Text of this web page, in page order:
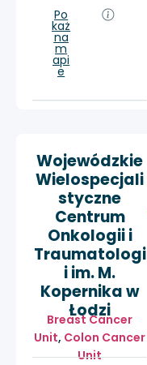
Po
każ
na
m
api
e
Wojewódzkie
Wielospecjali
styczne
Centrum
Onkologii i
Traumatologi
i im. M.
Kopernika w
Łodzi
Breast Cancer
Unit, Colon Cancer
Unit